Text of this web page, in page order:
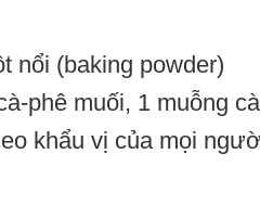
nổi (baking powder)
phê muối, 1 muỗng
khẩu vị của mọi